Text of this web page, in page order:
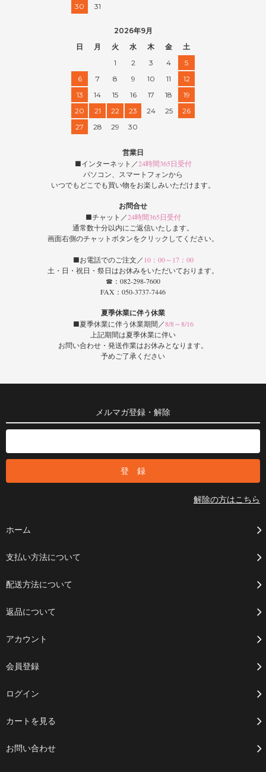
30
31
2026年9月
日
月 火 水 木 金
土
1
2 3 4
5
6
7 8 9 10 11
12
13
14 15 16 17 18
19
20
21 22 23 24 25
26
27
28 29 30
営業日
■インターネット／24時間365日受付
パソコン、スマートフォンから
いつでもどこでも買い物をお楽しみいただけます。
お問合せ
■チャット／24時間365日受付
通常数十分以内にご返信いたします。
画面右側のチャットボタンをクリックしてください。
■お電話でのご注文／ 10：00～17：00
土・日・祝日・祭日はお休みをいただいております。
☎：082-298-7600
FAX：050-3737-7446
夏季休業に伴う休業
■夏季休業に伴う休業期間／8/8～8/16
上記期間は夏季休業に伴い
お問い合わせ・発送作業はお休みとなります。
予めご了承ください
メルマガ登録・解除
解除の方はこちら
ホーム
支払い方法について
配送方法について
返品について
アカウント
会員登録
ログイン
カートを見る
お問い合わせ